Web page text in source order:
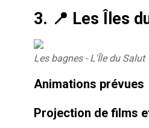
3. 📍 Les Îles
Les bagnes - L'Île du Salut
Animations prévues
Projection de films